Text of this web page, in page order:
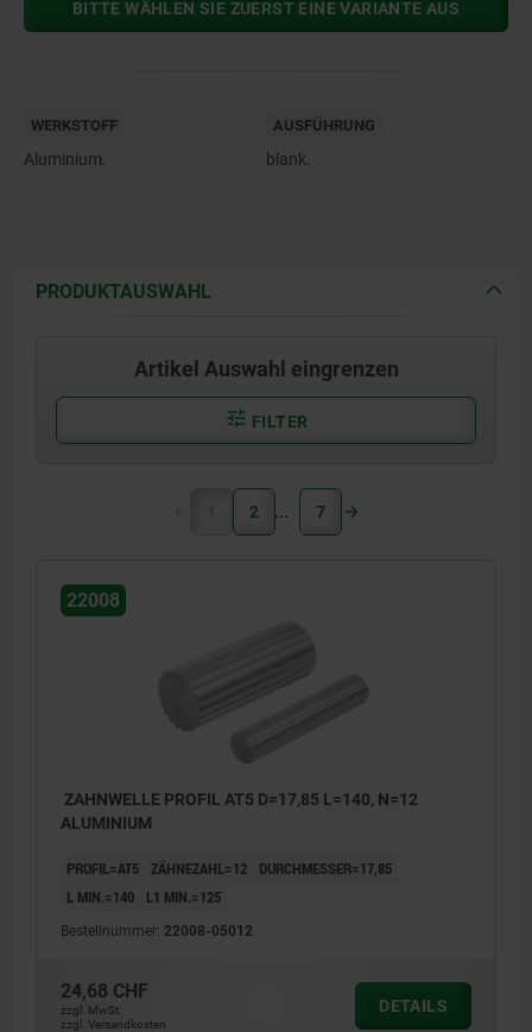
BITTE WÄHLEN SIE ZUERST EINE VARIANTE AUS
WERKSTOFF
Aluminium.
AUSFÜHRUNG
blank.
PRODUKTAUSWAHL
Artikel Auswahl eingrenzen
FILTER
1 2 7
22008
ZAHNWELLE PROFIL AT5 D=17,85 L=140, N=12
ALUMINIUM
PROFIL=AT5 ZÄHNEZAHL=12
DURCHMESSER=17,85
L MIN.=140
L1 MIN.=125
Bestellnummer: 22008-05012
24,68 CHF
zzgl. MwSt.
zzgl. Versandkosten
DETAILS